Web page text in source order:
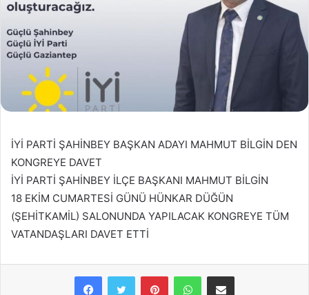
İYİ PARTİ ŞAHİNBEY BAŞKAN ADAYI MAHMUT BİLGİN DEN
KONGREYE DAVET
İYİ PARTİ ŞAHİNBEY İLÇE BAŞKANI MAHMUT BİLGİN
18 EKİM CUMARTESİ GÜNÜ HÜNKAR DÜĞÜN
(ŞEHİTKAMİL) SALONUNDA YAPILACAK KONGREYE TÜM
VATANDAŞLARI DAVET ETTİ
FacebookTwitter PinterestWhatsAppE-Posta ile paylaş